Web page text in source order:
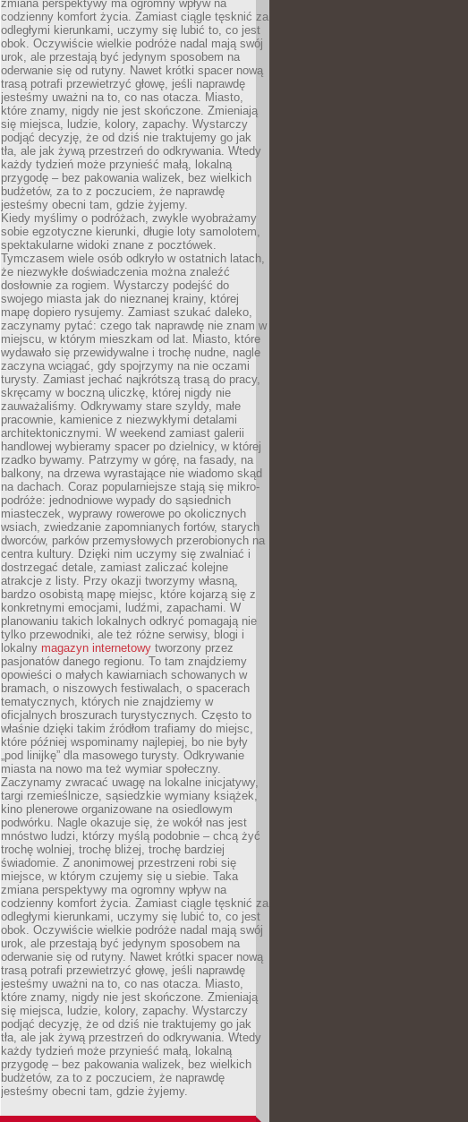
zmiana perspektywy ma ogromny wpływ na
codzienny komfort życia. Zamiast ciągle tęsknić za
odległymi kierunkami, uczymy się lubić to, co jest
obok. Oczywiście wielkie podróże nadal mają swój
urok, ale przestają być jedynym sposobem na
oderwanie się od rutyny. Nawet krótki spacer nową
trasą potrafi przewietrzyć głowę, jeśli naprawdę
jesteśmy uważni na to, co nas otacza. Miasto,
które znamy, nigdy nie jest skończone. Zmieniają
się miejsca, ludzie, kolory, zapachy. Wystarczy
podjąć decyzję, że od dziś nie traktujemy go jak
tła, ale jak żywą przestrzeń do odkrywania. Wtedy
każdy tydzień może przynieść małą, lokalną
przygodę – bez pakowania walizek, bez wielkich
budżetów, za to z poczuciem, że naprawdę
jesteśmy obecni tam, gdzie żyjemy.
Kiedy myślimy o podróżach, zwykle wyobrażamy
sobie egzotyczne kierunki, długie loty samolotem,
spektakularne widoki znane z pocztówek.
Tymczasem wiele osób odkryło w ostatnich latach,
że niezwykłe doświadczenia można znaleźć
dosłownie za rogiem. Wystarczy podejść do
swojego miasta jak do nieznanej krainy, której
mapę dopiero rysujemy. Zamiast szukać daleko,
zaczynamy pytać: czego tak naprawdę nie znam w
miejscu, w którym mieszkam od lat. Miasto, które
wydawało się przewidywalne i trochę nudne, nagle
zaczyna wciągać, gdy spojrzymy na nie oczami
turysty. Zamiast jechać najkrótszą trasą do pracy,
skręcamy w boczną uliczkę, której nigdy nie
zauważaliśmy. Odkrywamy stare szyldy, małe
pracownie, kamienice z niezwykłymi detalami
architektonicznymi. W weekend zamiast galerii
handlowej wybieramy spacer po dzielnicy, w której
rzadko bywamy. Patrzymy w górę, na fasady, na
balkony, na drzewa wyrastające nie wiadomo skąd
na dachach. Coraz popularniejsze stają się mikro-
podróże: jednodniowe wypady do sąsiednich
miasteczek, wyprawy rowerowe po okolicznych
wsiach, zwiedzanie zapomnianych fortów, starych
dworców, parków przemysłowych przerobionych na
centra kultury. Dzięki nim uczymy się zwalniać i
dostrzegać detale, zamiast zaliczać kolejne
atrakcje z listy. Przy okazji tworzymy własną,
bardzo osobistą mapę miejsc, które kojarzą się z
konkretnymi emocjami, ludźmi, zapachami. W
planowaniu takich lokalnych odkryć pomagają nie
tylko przewodniki, ale też różne serwisy, blogi i
lokalny magazyn internetowy tworzony przez
pasjonatów danego regionu. To tam znajdziemy
opowieści o małych kawiarniach schowanych w
bramach, o niszowych festiwalach, o spacerach
tematycznych, których nie znajdziemy w
oficjalnych broszurach turystycznych. Często to
właśnie dzięki takim źródłom trafiamy do miejsc,
które później wspominamy najlepiej, bo nie były
„pod linijkę” dla masowego turysty. Odkrywanie
miasta na nowo ma też wymiar społeczny.
Zaczynamy zwracać uwagę na lokalne inicjatywy,
targi rzemieślnicze, sąsiedzkie wymiany książek,
kino plenerowe organizowane na osiedlowym
podwórku. Nagle okazuje się, że wokół nas jest
mnóstwo ludzi, którzy myślą podobnie – chcą żyć
trochę wolniej, trochę bliżej, trochę bardziej
świadomie. Z anonimowej przestrzeni robi się
miejsce, w którym czujemy się u siebie. Taka
zmiana perspektywy ma ogromny wpływ na
codzienny komfort życia. Zamiast ciągle tęsknić za
odległymi kierunkami, uczymy się lubić to, co jest
obok. Oczywiście wielkie podróże nadal mają swój
urok, ale przestają być jedynym sposobem na
oderwanie się od rutyny. Nawet krótki spacer nową
trasą potrafi przewietrzyć głowę, jeśli naprawdę
jesteśmy uważni na to, co nas otacza. Miasto,
które znamy, nigdy nie jest skończone. Zmieniają
się miejsca, ludzie, kolory, zapachy. Wystarczy
podjąć decyzję, że od dziś nie traktujemy go jak
tła, ale jak żywą przestrzeń do odkrywania. Wtedy
każdy tydzień może przynieść małą, lokalną
przygodę – bez pakowania walizek, bez wielkich
budżetów, za to z poczuciem, że naprawdę
jesteśmy obecni tam, gdzie żyjemy.